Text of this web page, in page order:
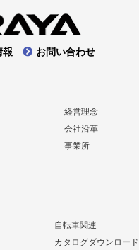
報 お問い合わせ
経営理念
会社沿革
事業所
自転車関連
カタログダウンロード